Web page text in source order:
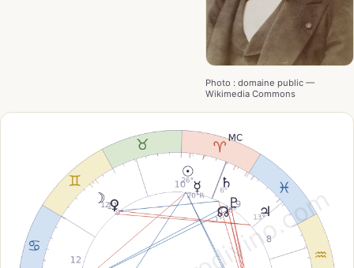
Photo : domaine public —
Wikimedia Commons